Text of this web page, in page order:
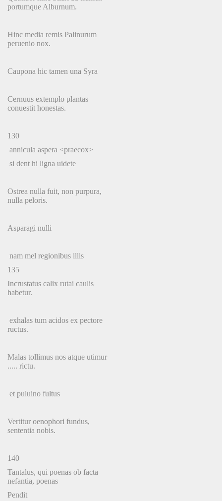
portumque Alburnum.
Hinc media remis Palinurum
peruenio nox.
Caupona hic tamen una Syra
Cernuus extemplo plantas
conuestit honestas.
130
annicula aspera <praecox>
si dent hi ligna uidete
Ostrea nulla fuit, non purpura,
nulla peloris.
Asparagi nulli
nam mel regionibus illis
135
Incrustatus calix rutai caulis
habetur.
exhalas tum acidos ex pectore
ructus.
Malas tollimus nos atque utimur
..... rictu.
et puluino fultus
Vertitur oenophori fundus,
sententia nobis.
140
Tantalus, qui poenas ob facta
nefantia, poenas
Pendit